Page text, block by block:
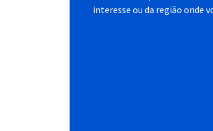
interesse ou da região onde